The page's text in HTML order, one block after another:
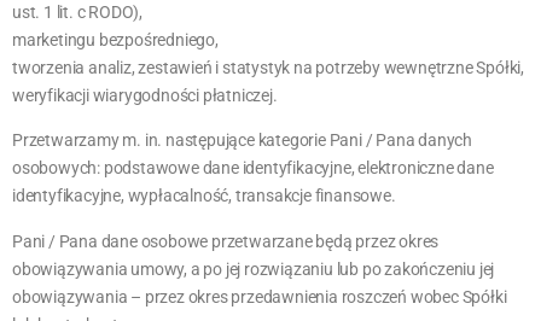
ust. 1 lit. c RODO),
marketingu bezpośredniego,
tworzenia analiz, zestawień i statystyk na potrzeby wewnętrzne Spółki,
weryfikacji wiarygodności płatniczej.
Przetwarzamy m. in. następujące kategorie Pani / Pana danych
osobowych: podstawowe dane identyfikacyjne, elektroniczne dane
identyfikacyjne, wypłacalność, transakcje finansowe.
Pani / Pana dane osobowe przetwarzane będą przez okres
obowiązywania umowy, a po jej rozwiązaniu lub po zakończeniu jej
obowiązywania – przez okres przedawnienia roszczeń wobec Spółki